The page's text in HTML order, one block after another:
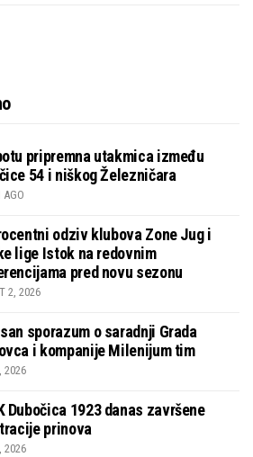
pripremna utakmica između
54 i niškog Železničara
AGO
odziv klubova Zone Jug i
lige Istok na redovnim
pred novu sezonu
2, 2026
sporazum o saradnji Grada
i kompanije Milenijum tim
2026
Dubočica 1923 danas završene
prinova
2026